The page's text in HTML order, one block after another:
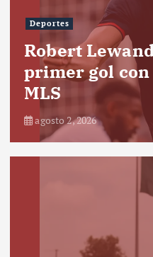
Deportes
Robert
primer gol con
MLS
agosto 2, 2026